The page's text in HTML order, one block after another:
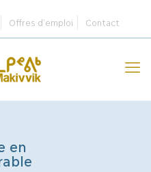
Offres d’emploi Contact
en